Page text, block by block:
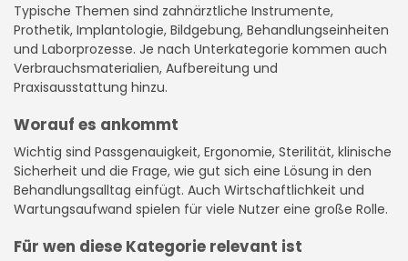
Typische Themen sind zahnärztliche Instrumente,
Prothetik, Implantologie, Bildgebung, Behandlungseinheiten
und Laborprozesse. Je nach Unterkategorie kommen auch
Verbrauchsmaterialien, Aufbereitung und
Praxisausstattung hinzu.
Worauf es ankommt
Wichtig sind Passgenauigkeit, Ergonomie, Sterilität, klinische
Sicherheit und die Frage, wie gut sich eine Lösung in den
Behandlungsalltag einfügt. Auch Wirtschaftlichkeit und
Wartungsaufwand spielen für viele Nutzer eine große Rolle.
Für wen diese Kategorie relevant ist